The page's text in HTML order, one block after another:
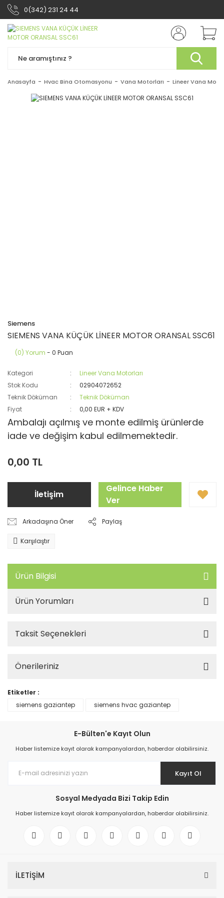
0(342) 231 24 44
Anasayfa Hvac Bina Otomasyonu Vana Motorları Lineer Vana
Siemens
SIEMENS VANA KÜÇÜK LİNEER MOTOR ORANSAL SSC61
(0) Yorum - 0 Puan
Kategori
Lineer Vana Motorları
Stok Kodu
02904072652
Teknik Döküman
Teknik Döküman
Fiyat
0,00 EUR + KDV
Ambalajı açılmış ve monte edilmiş ürünlerde
iade ve değişim kabul edilmemektedir.
0,00 TL
İletişim
Gelince Haber
Ver
Arkadaşına Öner Paylaş
Karşılaştır
Ürün Bilgisi
Ürün Yorumları
Taksit Seçenekleri
Önerileriniz
Etiketler :
siemens gaziantep
siemens hvac gaziantep
E-Bülten'e Kayıt Olun
Haber listemize kayıt olarak kampanyalardan, haberdar olabilirsiniz.
Kayıt Ol
Sosyal Medyada Bizi Takip Edin
Haber listemize kayıt olarak kampanyalardan, haberdar olabilirsiniz.
İLETİŞİM